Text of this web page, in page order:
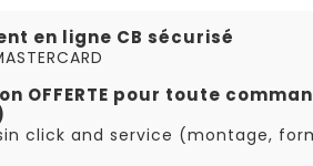
en ligne CB sécurisé
OFFERTE pour toute
click and service (montage,